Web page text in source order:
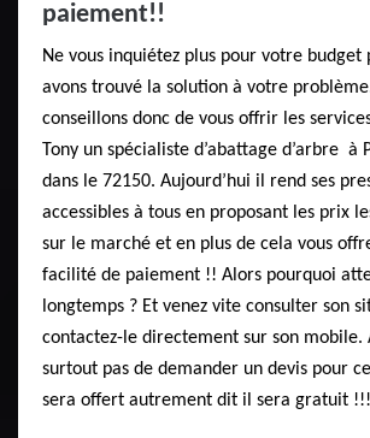
paiement!!
Ne vous inquiétez plus pour votre budget
avons trouvé la solution à votre
conseillons donc de vous offrir les
Tony un spécialiste d’abattage d’arbre à
dans le 72150. Aujourd’hui il rend ses
accessibles à tous en proposant les prix
sur le marché et en plus de cela vous
facilité de paiement !! Alors pourquoi
longtemps ? Et venez vite consulter son
contactez-le directement sur son mobile.
surtout pas de demander un devis pour
sera offert autrement dit il sera gratuit !!!